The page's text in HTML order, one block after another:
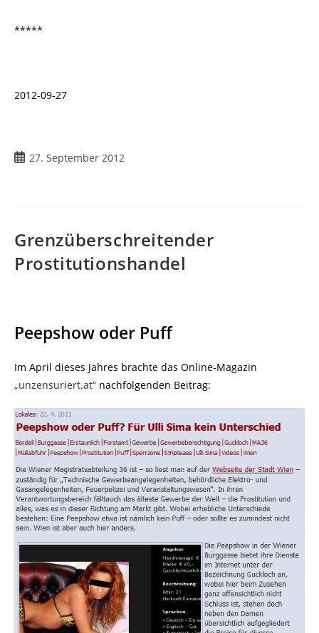
*****
2012-09-27
Beitrag
27. September 2012
Grenzüberschreitender
Prostitutionshandel
Peepshow oder Puff
Im April dieses Jahres brachte das Online-Magazin
„unzensuriert.at“ nachfolgenden Beitrag: